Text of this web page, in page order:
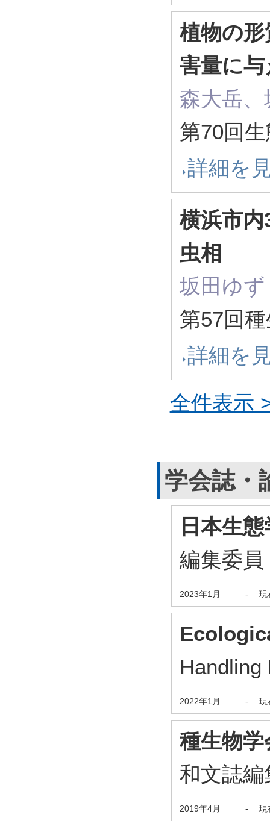
植物の
害量に
森大岳
第70回
詳細を
横浜市
虫相
坂田ゆず
第57回
詳細を
全件表示
学会誌・
日本生
編集委員
2023年1月 - 現
2022年1月 - 現
種生物学
和文誌
2019年4月 - 現